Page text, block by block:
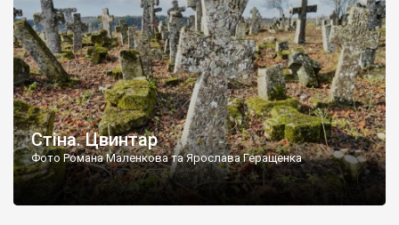
Стіна. Цвинтар
Фото Романа Маленкова та Ярослава Геращенка